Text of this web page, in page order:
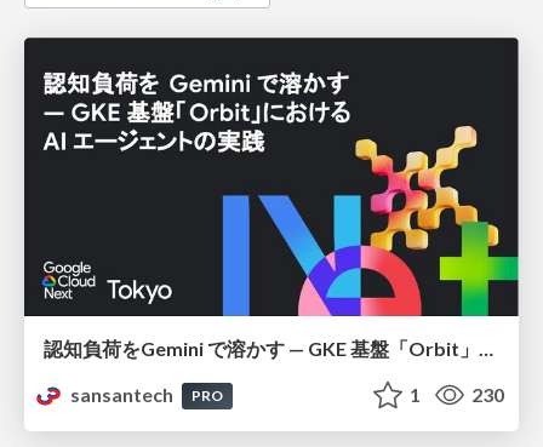
sansantech
PRO 1 230